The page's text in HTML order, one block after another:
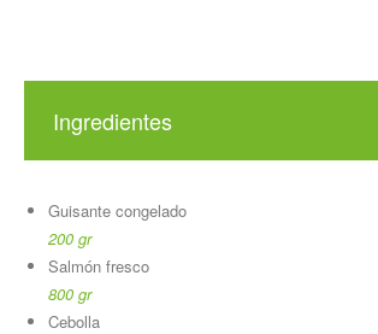
Ingredientes
Guisante congelado
200 gr
Salmón fresco
800 gr
Cebolla